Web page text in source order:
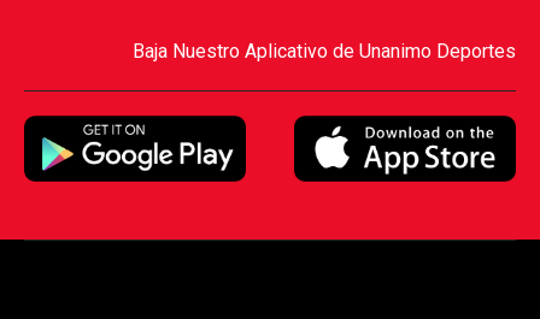
Baja Nuestro Aplicativo de Unanimo Deportes